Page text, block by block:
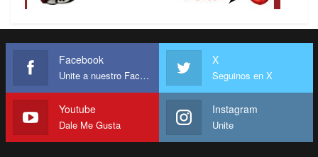
comercio exterior.
Facebook
Unite a nuestro Facebook
X
Seguinos en X
Youtube
Dale Me Gusta
Instagram
Unite